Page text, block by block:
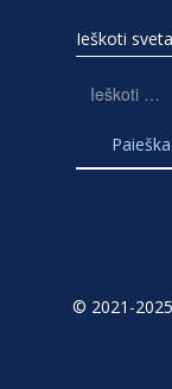
Ieškoti
© 2021-